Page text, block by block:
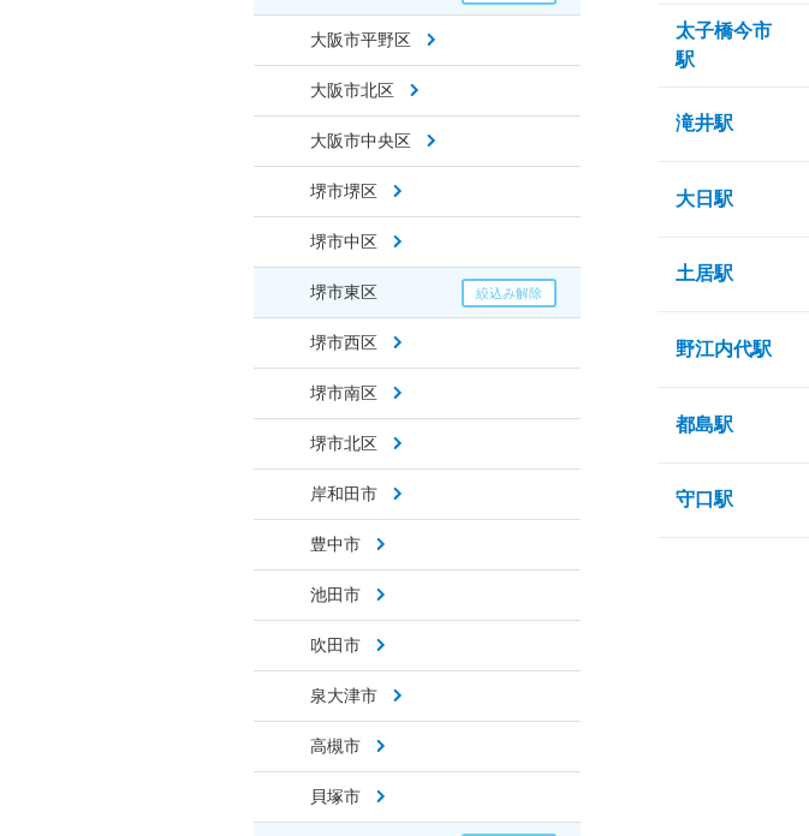
大阪市平野区
大阪市北区
大阪市中央区
堺市堺区
堺市中区
堺市東区
堺市西区
堺市南区
堺市北区
岸和田市
豊中市
池田市
吹田市
泉大津市
高槻市
貝塚市
太子橋今市
駅
滝井駅
大日駅
土居駅
野江内代駅
都島駅
守口駅